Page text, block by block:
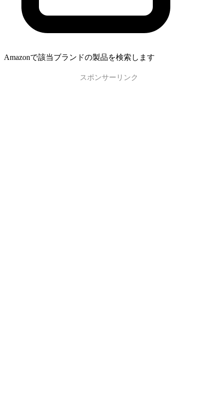
Amazonで該当ブランドの製品を検索します
スポンサーリンク